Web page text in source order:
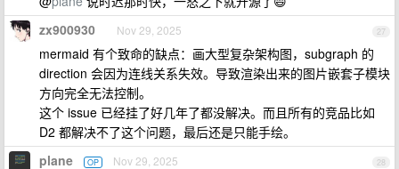
27
zx900930 Nov 29, 2025
mermaid 有个致命的缺点：画大型复杂架构图，subgraph 的
direction 会因为连线关系失效。导致渲染出来的图片嵌套子模块
方向完全无法控制。
这个 issue 已经挂了好几年了都没解决。而且所有的竞品比如
D2 都解决不了这个问题，最后还是只能手绘。
28
plane OP Nov 29, 2025